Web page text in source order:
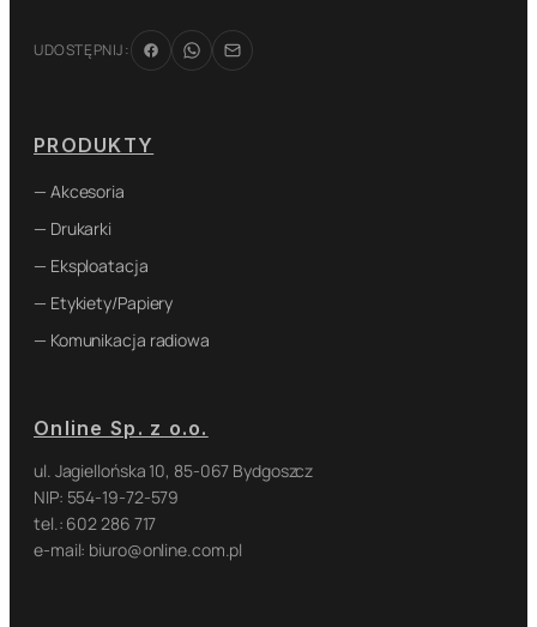
UDOSTĘPNIJ:
PRODUKTY
— Akcesoria
— Drukarki
— Eksploatacja
— Etykiety/Papiery
— Komunikacja radiowa
Online Sp. z o.o.
ul. Jagiellońska 10, 85-067 Bydgoszcz
NIP: 554-19-72-579
tel.: 602 286 717
e-mail: biuro@online.com.pl